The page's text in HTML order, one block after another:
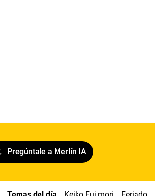
Pregúntale a Merlín IA
Temas del día Keiko Fujimori Feriado